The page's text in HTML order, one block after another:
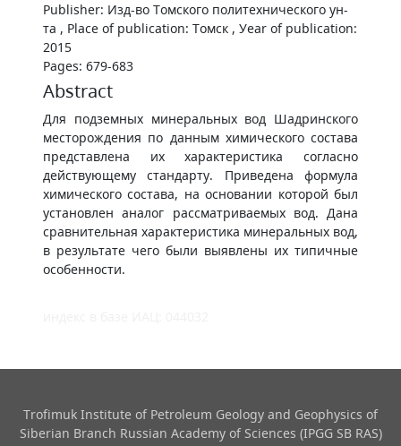
Publisher: Изд-во Томского политехнического ун-
та , Place of publication: Томск , Уear of publication:
2015
Pages: 679-683
Abstract
Для подземных минеральных вод Шадринского
месторождения по данным химического состава
представлена их характеристика согласно
действующему стандарту. Приведена формула
химического состава, на основании которой был
установлен аналог рассматриваемых вод. Дана
сравнительная характеристика минеральных вод,
в результате чего были выявлены их типичные
особенности.
Trofimuk Institute of Petroleum Geology and Geophysics​ of
Siberian Branch Russian Academy of Sciences (IPGG SB RAS)